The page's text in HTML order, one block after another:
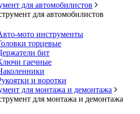
для автомобилистов
для автомобилистов
мото инструменты
торцевые
бит
гаечные
и воротки
для монтажа и демонтажа
для монтажа и демонтажа